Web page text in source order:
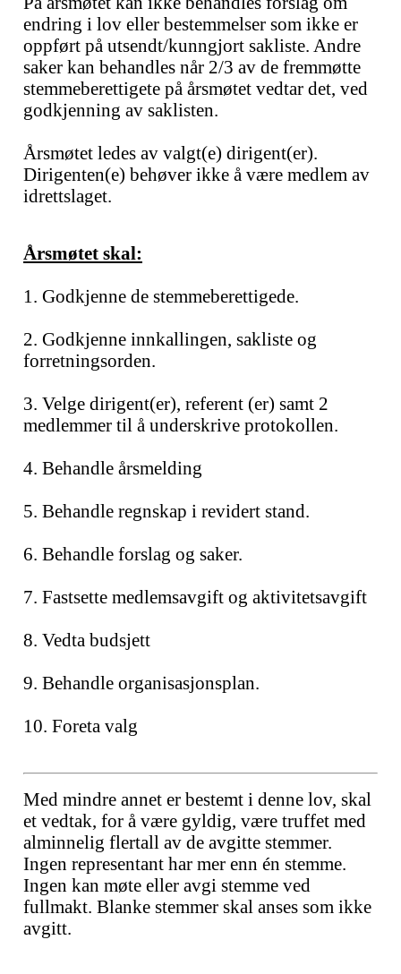
endring i lov eller bestemmelser som ikke er
oppført på utsendt/kunngjort sakliste. Andre
saker kan behandles når 2/3 av de fremmøtte
stemmeberettigete på årsmøtet vedtar det, ved
godkjenning av saklisten.
Årsmøtet ledes av valgt(e) dirigent(er).
Dirigenten(e) behøver ikke å være medlem av
idrettslaget.
Årsmøtet skal:
1. Godkjenne de stemmeberettigede.
2. Godkjenne innkallingen, sakliste og
forretningsorden.
3. Velge dirigent(er), referent (er) samt 2
medlemmer til å underskrive protokollen.
4. Behandle årsmelding
5. Behandle regnskap i revidert stand.
6. Behandle forslag og saker.
7. Fastsette medlemsavgift og aktivitetsavgift
8. Vedta budsjett
9. Behandle organisasjonsplan.
10. Foreta valg
Med mindre annet er bestemt i denne lov, skal
et vedtak, for å være gyldig, være truffet med
alminnelig flertall av de avgitte stemmer.
Ingen representant har mer enn én stemme.
Ingen kan møte eller avgi stemme ved
fullmakt. Blanke stemmer skal anses som ikke
avgitt.